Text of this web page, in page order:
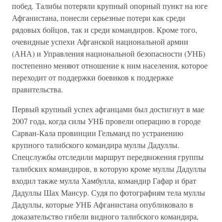
побед. Талибы потеряли крупный опорный пункт на юге
Афганистана, понесли серьезные потери как среди
рядовых бойцов, так и среди командиров. Кроме того,
очевидные успехи Афганской национальной армии
(АНА) и Управления национальной безопасности (УНБ)
постепенно меняют отношение к ним населения, которое
переходит от поддержки боевиков к поддержке
правительства.
Первый крупный успех афганцами был достигнут в мае
2007 года, когда силы УНБ провели операцию в городе
Сарван-Кала провинции Гельманд по устранению
крупного талибского командира муллы Дадуллы.
Спецслужбы отследили маршрут передвижения группы
талибских командиров, в которую кроме муллы Дадуллы
входил также мулла Хамбулла, командир Гафар и брат
Дадуллы Шах Мансур. Судя по фотографиям тела муллы
Дадуллы, которые УНБ Афганистана опубликовало в
доказательство гибели видного талибского командира,